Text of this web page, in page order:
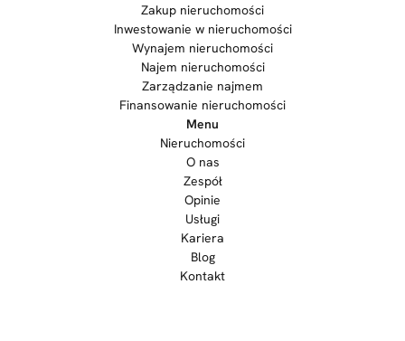
Zakup nieruchomości
Inwestowanie w nieruchomości
Wynajem nieruchomości
Najem nieruchomości
Zarządzanie najmem
Finansowanie nieruchomości
Menu
Nieruchomości
O nas
Zespół
Opinie
Usługi
Kariera
Blog
Kontakt